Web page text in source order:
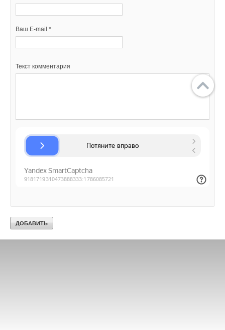
Ваш E-mail *
Текст комментария